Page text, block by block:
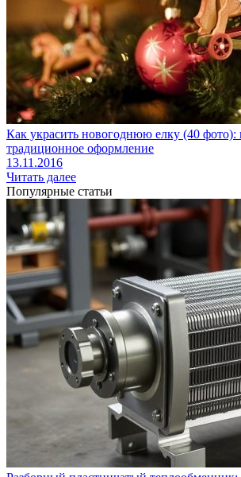
Как украсить новогоднюю елку (40 фото):
традиционное оформление
13.11.2016
Читать далее
Популярные статьи